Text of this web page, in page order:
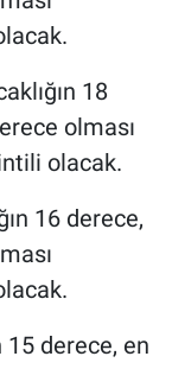
18
olması
olacak.
16 derece,
15 derece, en